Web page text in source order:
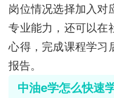
岗位情况选择加入对
专业能力，还可以在
心得，完成课程学习
报告。
中油e学怎么快速